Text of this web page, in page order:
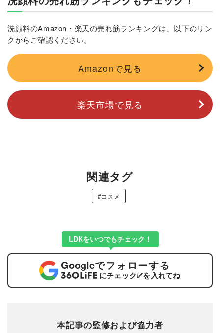
洗顔料のAmazon・楽天の売れ筋ランキングは、以下のリン
クからご確認ください。
Amazonで見る
楽天市場で見る
関連タグ
#コスメ
LDKをいつでもチェック！
Googleでフォローする
にチェック✅を入れてね
本記事の監修および協力者